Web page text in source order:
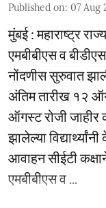
Published on: 07 Aug
मुंबई : महाराष्ट्र
एमबीबीएस व
नोंदणीस सुरुवात
अंतिम तारीख १२
ऑगस्ट रोजी जाहीर
झालेल्या
आवाहन सीईटी
एमबीबीएस व ...